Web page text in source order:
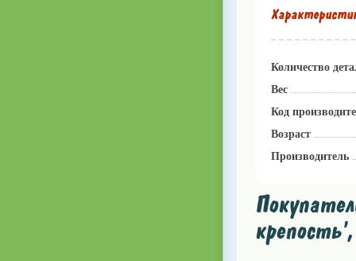
Количество
Вес
Код
Возраст
Производитель